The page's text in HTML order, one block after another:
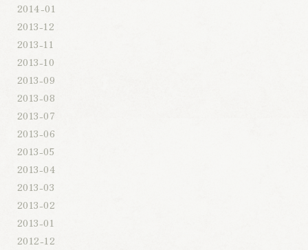
2014-01
2013-12
2013-11
2013-10
2013-09
2013-08
2013-07
2013-06
2013-05
2013-04
2013-03
2013-02
2013-01
2012-12